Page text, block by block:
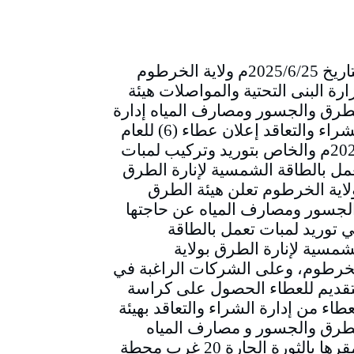
التاريخ 2025/6/25م ولاية الخرطوم
البنى التحتية والمواصلات هيئة
والجسور ومصارف المياه إدارة
الشراء والتعاقد إعلان عطاء (6) للعام
2025م والخاص بتوريد وتركيب لمبات
بالطاقة الشمسية لإنارة الطرق
الخرطوم تعلن هيئة الطرق
ومصارف المياه عن حاجتها
توريد لمبات تعمل بالطاقة
لإنارة الطرق بولاية
وعلى الشركات الراغبة في
للعطاء الحصول على كراسة
من إدارة الشراء والتعاقد بهيئة
والجسور و مصارف المياه
بمقرها بالثورة الحارة 20 غرب محطة